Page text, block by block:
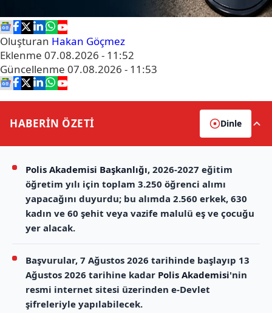
Oluşturan Hakan Göçmez
Eklenme 07.08.2026 - 11:52
Güncellenme 07.08.2026 - 11:53
HABERİN ÖZETİ Dinle
Polis Akademisi Başkanlığı, 2026-2027 eğitim
öğretim yılı için toplam 3.250 öğrenci alımı
yapacağını duyurdu; bu alımda 2.560 erkek, 630
kadın ve 60 şehit veya vazife malulü eş ve çocuğu
yer alacak.
Başvurular, 7 Ağustos 2026 tarihinde başlayıp 13
Ağustos 2026 tarihine kadar Polis Akademisi'nin
resmi internet sitesi üzerinden e-Devlet
şifreleriyle yapılabilecek.